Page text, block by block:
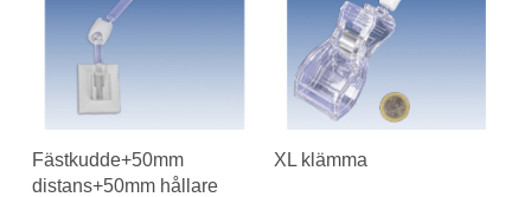
Fästkudde+50mm
distans+50mm hållare
XL klämma